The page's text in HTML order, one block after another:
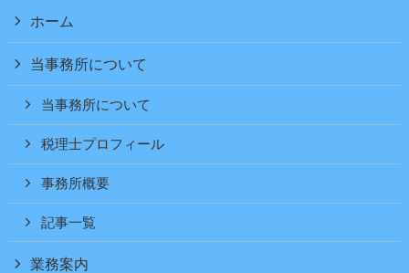
ホーム
当事務所について
当事務所について
税理士プロフィール
事務所概要
記事一覧
業務案内